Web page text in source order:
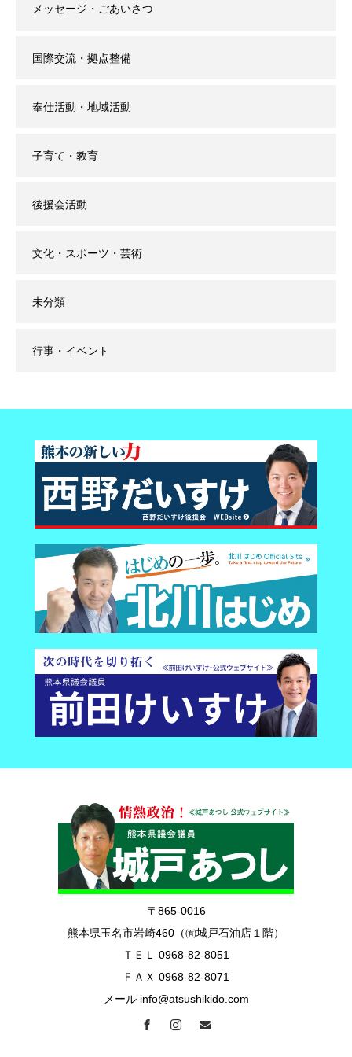
メッセージ・ごあいさつ
国際交流・拠点整備
奉仕活動・地域活動
子育て・教育
後援会活動
文化・スポーツ・芸術
未分類
行事・イベント
〒865-0016
熊本県玉名市岩崎460（㈲城戸石油店１階）
ＴＥＬ 0968-82-8051
ＦＡＸ 0968-82-8071
メール info@atsushikido.com